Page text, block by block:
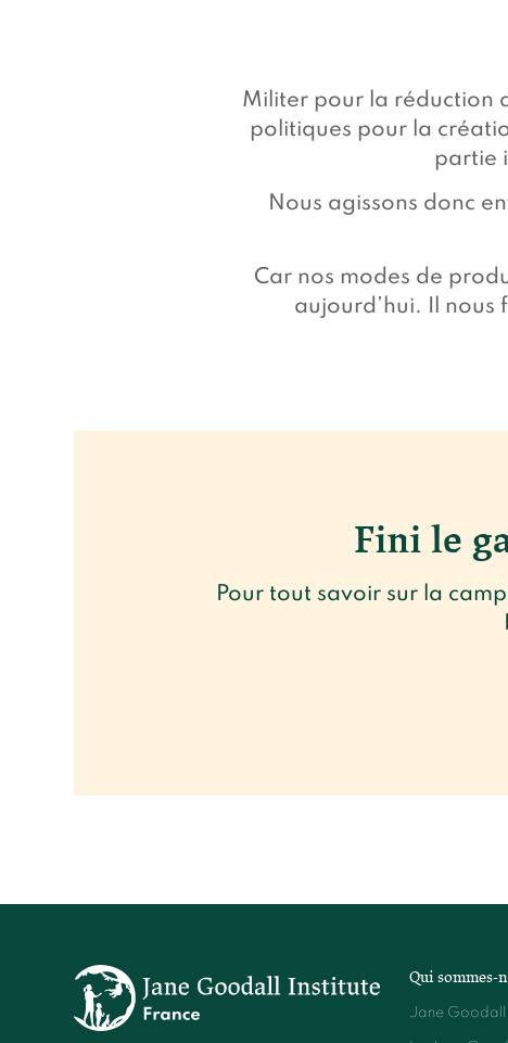
Militer pour la réduction
politiques pour la
partie
Nous agissons donc
Car nos modes de
aujourd’hui. Il
Fini le
Pour tout savoir sur la
Qui sommes-
Jane Goodall